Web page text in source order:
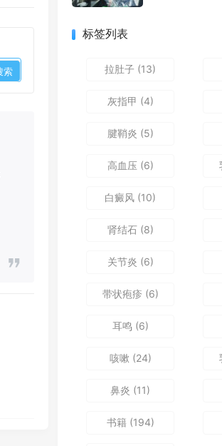
标签列表
拉肚子 (13)
灰指甲 (4)
腱鞘炎 (5)
高血压(6)
白癜风 (10)
肾结石(8)
关节炎 (6)
带状疱疹 (6)
耳鸣(6)
咳嗽 (24)
鼻炎 (11)
书籍(194)